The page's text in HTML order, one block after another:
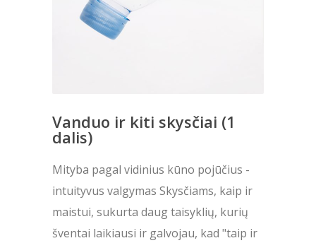
Vanduo ir kiti skysčiai (1
dalis)
Mityba pagal vidinius kūno pojūčius -
intuityvus valgymas Skysčiams, kaip ir
maistui, sukurta daug taisyklių, kurių
šventai laikiausi ir galvojau, kad "taip ir